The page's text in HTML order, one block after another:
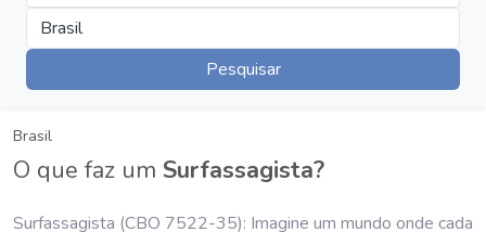
Brasil
Pesquisar
Brasil
O que faz um Surfassagista?
Surfassagista (CBO 7522-35): Imagine um mundo onde cada